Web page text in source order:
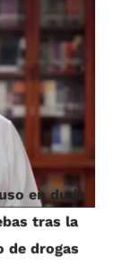
en duda
tras la
de drogas